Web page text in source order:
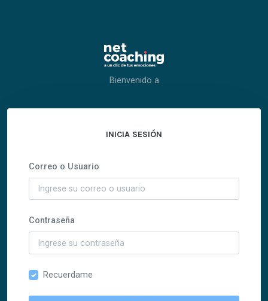
Bienvenido a
INICIA SESIÓN
Correo o Usuario
Contraseña
Recuerdame